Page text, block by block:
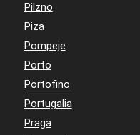
Pilzno
Piza
Pompeje
Porto
Portofino
Portugalia
Praga